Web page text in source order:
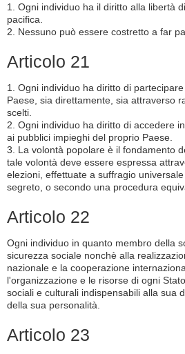
1. Ogni individuo ha il diritto alla libertà
pacifica.
2. Nessuno può essere costretto a far
Articolo 21
1. Ogni individuo ha diritto di
Paese, sia direttamente, sia attraverso
scelti.
2. Ogni individuo ha diritto di accedere
ai pubblici impieghi del proprio Paese.
3. La volontà popolare è il fondamento
tale volontà deve essere espressa
elezioni, effettuate a suffragio
segreto, o secondo una procedura
Articolo 22
Ogni individuo in quanto membro della
sicurezza sociale nonchè alla
nazionale e la cooperazione
l'organizzazione e le risorse di ogni
sociali e culturali indispensabili alla sua
della sua personalità.
Articolo 23